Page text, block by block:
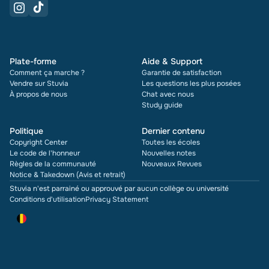
Plate-forme
Comment ça marche ?
Vendre sur Stuvia
À propos de nous
Aide & Support
Garantie de satisfaction
Les questions les plus posées
Chat avec nous
Study guide
Politique
Copyright Center
Le code de l'honneur
Règles de la communauté
Notice & Takedown (Avis et retrait)
Dernier contenu
Toutes les écoles
Nouvelles notes
Nouveaux Revues
Stuvia n'est parrainé ou approuvé par aucun collège ou université
Conditions d'utilisationPrivacy Statement